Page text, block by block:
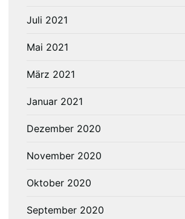
Juli 2021
Mai 2021
März 2021
Januar 2021
Dezember 2020
November 2020
Oktober 2020
September 2020